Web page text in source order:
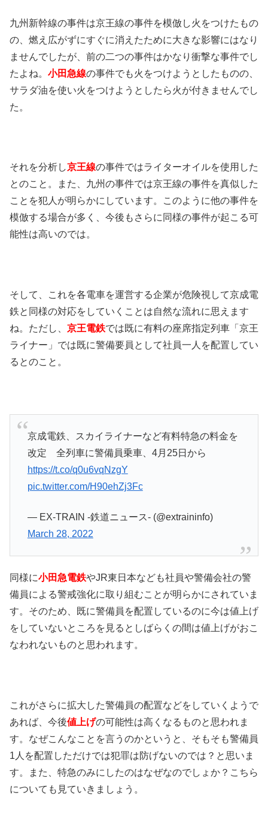
九州新幹線の事件は京王線の事件を模倣し火をつけたもの
の、燃え広がずにすぐに消えたために大きな影響にはなり
ませんでしたが、前の二つの事件はかなり衝撃な事件でし
たよね。 小田急線の事件でも火をつけようとしたものの、
サラダ油を使い火をつけようとしたら火が付きませんでし
た。
それを分析し京王線の事件ではライターオイルを使用した
とのこと。また、九州の事件では京王線の事件を真似した
ことを犯人が明らかにしています。このように他の事件を
模倣する場合が多く、今後もさらに同様の事件が起こる可
能性は高いのでは。
そして、これを各電車を運営する企業が危険視して京成電
鉄と同様の対応をしていくことは自然な流れに思えます
ね。ただし、 京王電鉄では既に有料の座席指定列車「京王
ライナー」では既に警備要員として社員一人を配置してい
るとのこと。
京成電鉄、スカイライナーなど有料特急の料金を
改定 全列車に警備員乗車、4月25日から
https://t.co/q0u6vqNzgY
pic.twitter.com/H90ehZj3Fc
— EX-TRAIN -鉄道ニュース- (@extraininfo)
March 28, 2022
同様に小田急電鉄やJR東日本なども社員や警備会社の警
備員による警戒強化に取り組むことが明らかにされていま
す。そのため、既に警備員を配置しているのに今は値上げ
をしていないところを見るとしばらくの間は値上げがおこ
なわれないものと思われます。
これがさらに拡大した警備員の配置などをしていくようで
あれば、今後値上げの可能性は高くなるものと思われま
す。なぜこんなことを言うのかというと、そもそも警備員
1人を配置しただけでは犯罪は防げないのでは？と思いま
す。また、特急のみにしたのはなぜなのでしょか？こちら
についても見ていきましょう。